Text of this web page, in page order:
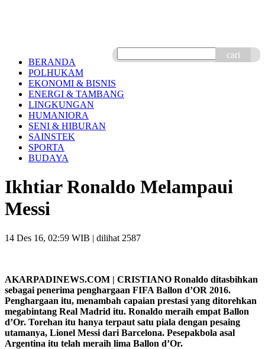
cari
BERANDA
POLHUKAM
EKONOMI & BISNIS
ENERGI & TAMBANG
LINGKUNGAN
HUMANIORA
SENI & HIBURAN
SAINSTEK
SPORTA
BUDAYA
Ikhtiar Ronaldo Melampaui
Messi
14 Des 16, 02:59 WIB | dilihat 2587
AKARPADINEWS.COM | CRISTIANO Ronaldo ditasbihkan
sebagai penerima penghargaan FIFA Ballon d’OR 2016.
Penghargaan itu, menambah capaian prestasi yang ditorehkan
megabintang Real Madrid itu. Ronaldo meraih empat Ballon
d’Or. Torehan itu hanya terpaut satu piala dengan pesaing
utamanya, Lionel Messi dari Barcelona. Pesepakbola asal
Argentina itu telah meraih lima Ballon d’Or.